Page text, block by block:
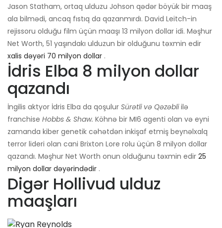
Jason Statham, ortaq ulduzu Johson qədər böyük bir maaş
ala bilmədi, ancaq fıstıq da qazanmırdı. David Leitch-in
rejissoru olduğu film üçün maaşı 13 milyon dollar idi. Məşhur
Net Worth, 51 yaşındakı ulduzun bir olduğunu təxmin edir
xalis dəyəri 70 milyon dollar .
İdris Elba 8 milyon dollar
qazandı
İngilis aktyor İdris Elba da qoşulur Sürətli və Qəzəbliilə
franchise Hobbs & Shaw. Köhnə bir MI6 agenti olan və eyni
zamanda kiber genetik cəhətdən inkişaf etmiş beynəlxalq
terror lideri olan cani Brixton Lore rolu üçün 8 milyon dollar
qazandı. Məşhur Net Worth onun olduğunu təxmin edir 25
milyon dollar dəyərindədir .
Digər Hollivud ulduz
maaşları